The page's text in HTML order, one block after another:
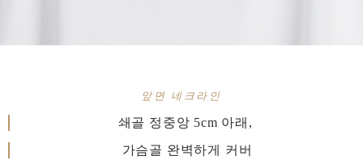
앞면 네크라인
쇄골 정중앙 5cm 아래,
가슴골 완벽하게 커버